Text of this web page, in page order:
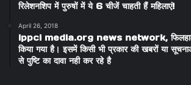
रिलेशनशिप में पुरुषों में ये 6 चीजें चाहती हैं महिलाएं!
April 26, 2018
ippci media.org news network, फिलहाल
किया गया है। इसमें किसी भी प्रकार की खबरों या
से पुष्टि का दावा नही कर रहे है